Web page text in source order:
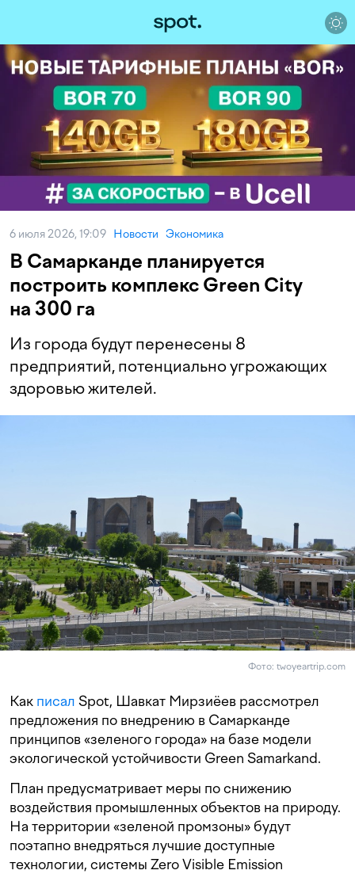
6 июля 2026, 19:09 Новости Экономика
В Самарканде планируется
построить комплекс Green City
на 300 га
Из города будут перенесены 8
предприятий, потенциально угрожающих
здоровью жителей.
Фото: twoyeartrip.com
Как писал Spot, Шавкат Мирзиёев рассмотрел
предложения по внедрению в Самарканде
принципов «зеленого города» на базе модели
экологической устойчивости Green Samarkand.
План предусматривает меры по снижению
воздействия промышленных объектов на природу.
На территории «зеленой промзоны» будут
поэтапно внедряться лучшие доступные
технологии, системы Zero Visible Emission